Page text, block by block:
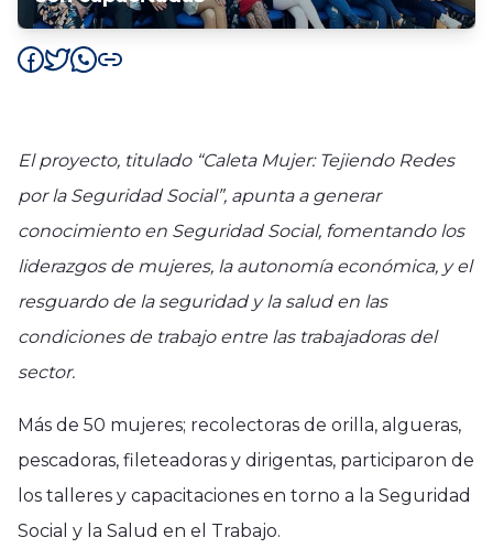
El proyecto, titulado “Caleta Mujer: Tejiendo Redes
por la Seguridad Social”, apunta a generar
conocimiento en Seguridad Social, fomentando los
liderazgos de mujeres, la autonomía económica, y el
resguardo de la seguridad y la salud en las
condiciones de trabajo entre las trabajadoras del
sector.
Más de 50 mujeres; recolectoras de orilla, algueras,
pescadoras, fileteadoras y dirigentas, participaron de
los talleres y capacitaciones en torno a la Seguridad
Social y la Salud en el Trabajo.